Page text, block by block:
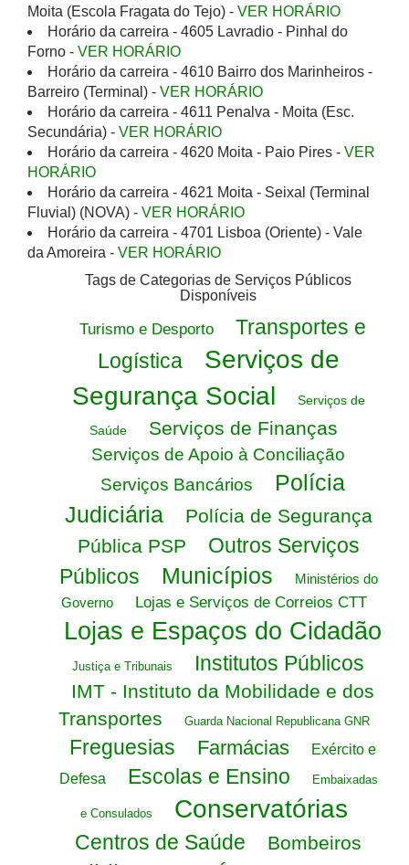
Moita (Escola Fragata do Tejo) - VER HORÁRIO
Horário da carreira - 4605 Lavradio - Pinhal do
Forno - VER HORÁRIO
Horário da carreira - 4610 Bairro dos Marinheiros -
Barreiro (Terminal) - VER HORÁRIO
Horário da carreira - 4611 Penalva - Moita (Esc.
Secundária) - VER HORÁRIO
Horário da carreira - 4620 Moita - Paio Pires - VER
HORÁRIO
Horário da carreira - 4621 Moita - Seixal (Terminal
Fluvial) (NOVA) - VER HORÁRIO
Horário da carreira - 4701 Lisboa (Oriente) - Vale
da Amoreira - VER HORÁRIO
Tags de Categorias de Serviços Públicos
Disponíveis
Turismo e Desporto
Transportes e
Logística
Serviços de
Segurança Social
Serviços de
Saúde Serviços de Finanças
Serviços de Apoio à Conciliação
Serviços Bancários
Polícia
Judiciária
Polícia de Segurança
Pública PSP
Outros Serviços
Públicos
Municípios
Ministérios do
Governo
Lojas e Serviços de Correios CTT
Lojas e Espaços do Cidadão
Justiça e Tribunais Institutos Públicos
IMT - Instituto da Mobilidade e dos
Transportes
Guarda Nacional Republicana GNR
Freguesias Farmácias
Exército e
Defesa
Escolas e Ensino Embaixadas
e Consulados Conservatórias
Centros de Saúde Bombeiros